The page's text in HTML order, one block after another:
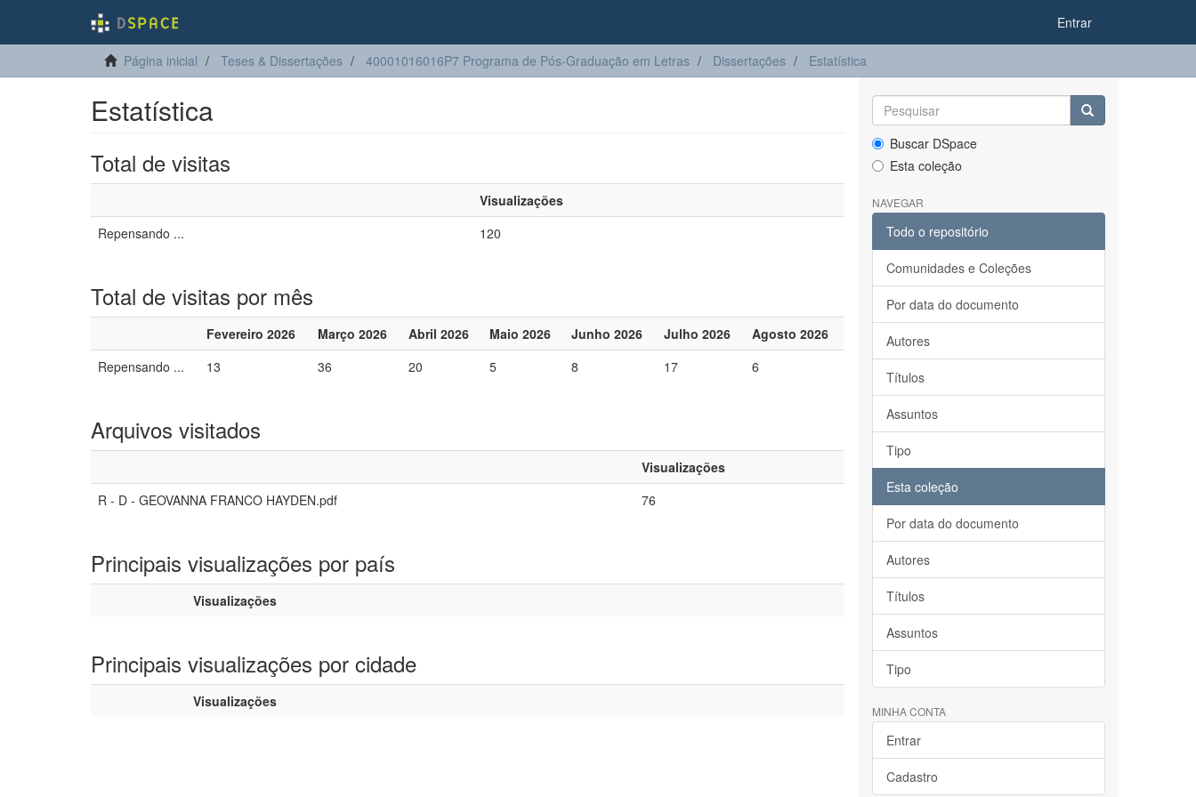
Entrar
Página inicial Teses & Dissertações 40001016016P7 Programa de Pós-Graduação em Letras Dissertações Estatística
Estatística
Total de visitas
Visualizações
Repensando ...
120
Total de visitas por mês
Fevereiro 2026 Março 2026 Abril 2026 Maio 2026 Junho 2026 Julho 2026
Agosto 2026
Repensando ...
13 36 20 5 8 17 6
Arquivos visitados
Visualizações
R - D - GEOVANNA FRANCO HAYDEN.pdf
76
Principais visualizações por país
Visualizações
Principais visualizações por cidade
Visualizações
Buscar DSpace
Esta coleção
NAVEGAR
Todo o repositório
Comunidades e Coleções
Por data do documento
Autores
Títulos
Assuntos
Tipo
Esta coleção
Por data do documento
Autores
Títulos
Assuntos
Tipo
MINHA CONTA
Entrar
Cadastro